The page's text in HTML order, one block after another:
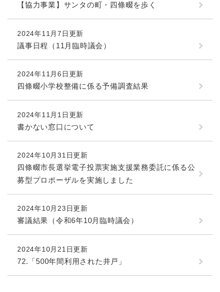
【協力事業】サンタの町・四條畷を歩く
2024年11月7日更新
議事日程（11月臨時議会）
2024年11月6日更新
四條畷小学校整備に係る予備調査結果
2024年11月1日更新
書かない窓口について
2024年10月31日更新
四條畷市長選挙電子投票実施支援業務委託に係る公
募型プロポーザルを実施しました
2024年10月23日更新
審議結果（令和6年10月臨時議会）
2024年10月21日更新
72.「500年間利用された井戸」